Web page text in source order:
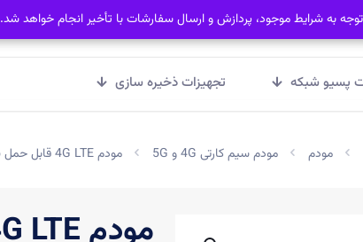
پسیو شبکه تجهیزات ذخیره سازی
مودم مودم سیم کارتی 4G و 5G مودم 4G LTE قابل حمل نزتک NZT-99BN
به شرایط موجود، پردازش و ارسال سفارشات با تأخیر انجام خواهد شد.
به شرایط موجود، پردازش و ارسال سفارشات با تأخیر انجام خواهد شد.